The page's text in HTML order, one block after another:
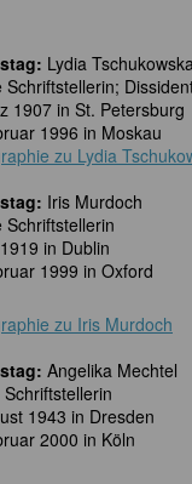
Lydia
Schriftstellerin;
1907 in St. Petersburg
1996 in Moskau
zu Lydia
Iris Murdoch
Schriftstellerin
in Dublin
1999 in Oxford
zu Iris Murdoch
Angelika Mechtel
1943 in Dresden
2000 in Köln